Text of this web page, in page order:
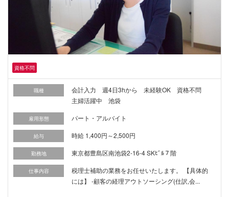
資格不問
職種
会計入力 週4日3hから 未経験OK 資格不問
主婦活躍中 池袋
雇用形態 パート・アルバイト
給与 時給 1,400円～2,500円
勤務地 東京都豊島区南池袋2-16-4 SKﾋﾞﾙ７階
仕事内容
税理士補助の業務をお任せいたします。 【具体的
には】 -顧客の経理アウトソーシング(仕訳,会...